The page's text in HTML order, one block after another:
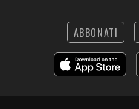
ABBONATI